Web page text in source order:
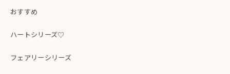
おすすめ
ハートシリーズ♡
フェアリーシリーズ